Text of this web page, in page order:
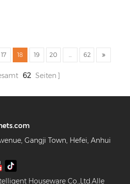
17 18 19 20 62
62 Seiten
Gangji Town, Hefei, Anhui
Houseware Co.,Ltd.Alle